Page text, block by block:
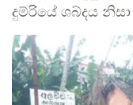
දුම්රියේ ශබ්දය